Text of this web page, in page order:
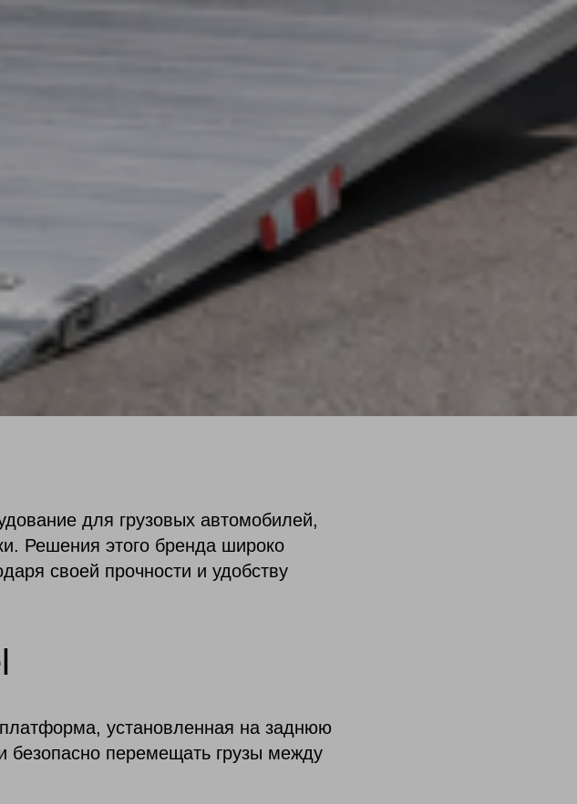
для грузовых автомобилей,
Решения этого бренда широко
своей прочности и удобству
установленная на заднюю
безопасно перемещать грузы между